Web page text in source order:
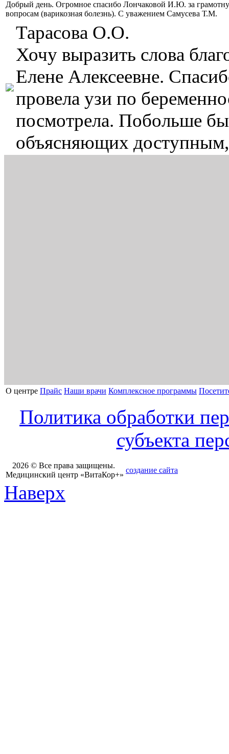
Добрый день. Огромное спасибо Лончаковой И.Ю. за
вопросам (варикозная болезнь). С уважением Самусева Т.М.
Тарасова О.О.
Хочу выразить слова
Елене Алексеевне.
провела узи по
посмотрела. Побольше
объясняющих
О центре Прайс Наши врачи Комплексное программы
Политика обработки
субъекта
2026 © Все права защищены.
Медицинский центр «ВитаКор+»
создание сайта
Наверх